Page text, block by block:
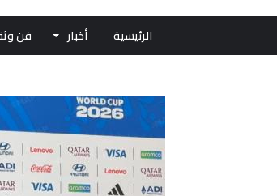
الرئيسية أخبار فن